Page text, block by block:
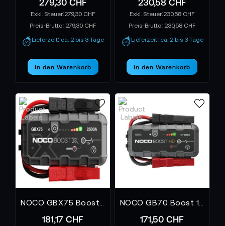
279,30 CHF
Preis-Brutto: 279,30 CHF
Lieferzeit: ca. 2 bis 3 Tage
In den Warenkorb
230,58 CHF
Preis-Brutto: 230,58 CHF
Lieferzeit: ca. 2 bis 3 Tage
In den Warenkorb
181,17 CHF 171,50 CHF